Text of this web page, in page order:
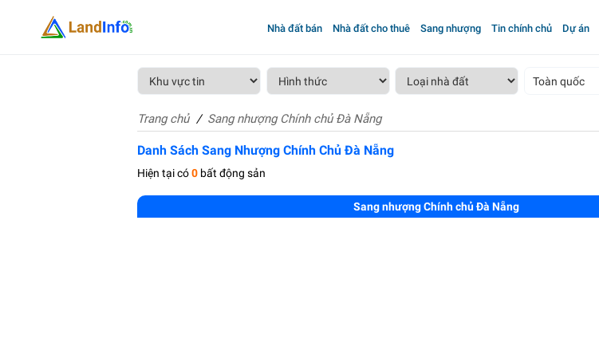
Nhà đất bán Nhà đất cho thuê Sang nhượng Tin chính chủ Dự án
Toàn quốc
Trang chủ Sang nhượng Chính chủ Đà Nẵng
Danh Sách Sang Nhượng Chính Chủ Đà Nẵng
Hiện tại có0 bất động sản
Sang nhượng Chính chủ Đà Nẵng